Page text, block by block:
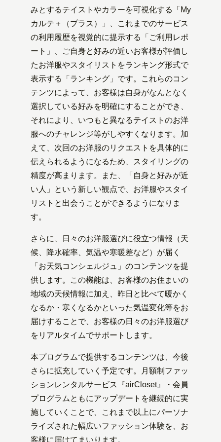
みとするテイストやカラーを可視化する「My
カルテ＋（プラス）」、これまでのサービス
の利用履歴を視覚的に提示する「ご利用レポ
ート」、ご自身と好みの近いお客様が評価し
たお洋服やスタイリストをランキング形式で
表示する「ランキング」です。これらのコン
テンツによって、お客様は自身がなんとなく
選択している好みを明確にすることができ、
それにより、いつもと異なるテイストのお洋
服へのチャレンジ等がしやすくなります。加
えて、次回のお洋服のリクエストを具体的に
伝えられるようになるため、スタイリングの
精度が高まります。また、「自身と好みが近
い人」という新しい観点で、お洋服やスタイ
リストと出会うことができるようになりま
す。
さらに、日々のお洋服選びに役立つ情報（天
候、降水確率、気温や寒暖差など）が届く
「お天気コンシェルジュ」のコンテンツを提
供します。この機能は、お客様のお住まいの
地域の天候情報に加え、昨日と比べて暖かく
なるか・寒くなるかといった気温変化等をお
届けすることで、お客様の日々のお洋服選び
をリアルタイムでサポートします。
本プログラムで提供するコンテンツは、今後
さらに拡充していく予定です。月額制ファッ
ションレンタルサービス『airCloset』・会員
プログラムともにアップデートを継続的に実
施していくことで、これまで以上にパーソナ
ライズされた幅広いファッション体験を、お
客様に届けてまいります。